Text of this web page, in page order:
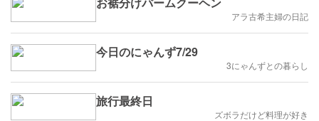
アラ古希主婦の日記
今日のにゃんず7/29
3にゃんずとの暮らし
旅行最終日
ズボラだけど料理が好き